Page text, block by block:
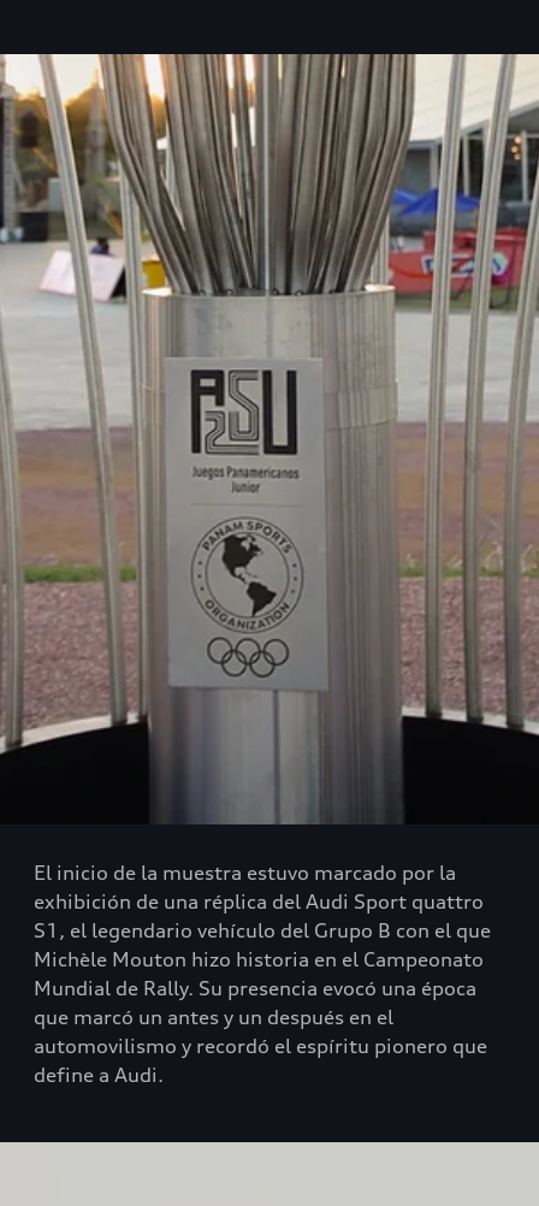
El inicio de la muestra estuvo marcado por la
exhibición de una réplica del Audi Sport quattro
S1, el legendario vehículo del Grupo B con el que
Michèle Mouton hizo historia en el Campeonato
Mundial de Rally. Su presencia evocó una época
que marcó un antes y un después en el
automovilismo y recordó el espíritu pionero que
define a Audi.